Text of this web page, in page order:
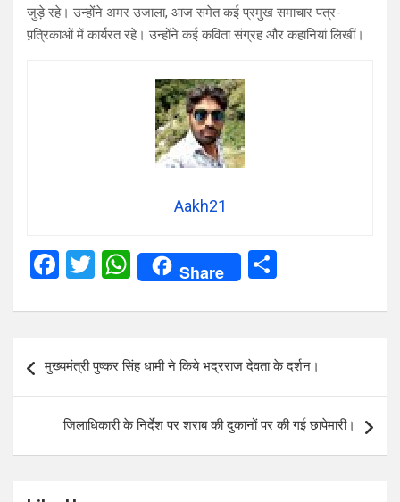
जुड़े रहे। उन्होंने अमर उजाला, आज समेत कई प्रमुख समाचार पत्र-
प़़त्रिकाओं में कार्यरत रहे। उन्होंने कई कविता संग्रह और कहानियां लिखीं।
Aakh21
F
ce
b
o
o
k
T
tt
W
h
at
s
A
p
p
Share
ar
navigation
मुख्यमंत्री पुष्कर सिंह धामी ने किये भद्रराज देवता के दर्शन।
जिलाधिकारी के निर्देश पर शराब की दुकानों पर की गई छापेमारी।